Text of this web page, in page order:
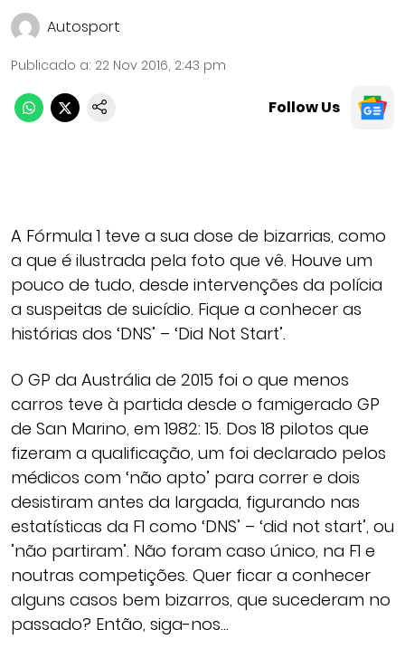
Autosport
Publicado a: 22 Nov 2016, 2:43 pm
Follow Us
A Fórmula 1 teve a sua dose de bizarrias, como
a que é ilustrada pela foto que vê. Houve um
pouco de tudo, desde intervenções da polícia
a suspeitas de suicídio. Fique a conhecer as
histórias dos ‘DNS’ – ‘Did Not Start’.
O GP da Austrália de 2015 foi o que menos
carros teve à partida desde o famigerado GP
de San Marino, em 1982: 15. Dos 18 pilotos que
fizeram a qualificação, um foi declarado pelos
médicos com ‘não apto’ para correr e dois
desistiram antes da largada, figurando nas
estatísticas da F1 como ‘DNS’ – ‘did not start’, ou
’não partiram’. Não foram caso único, na F1 e
noutras competições. Quer ficar a conhecer
alguns casos bem bizarros, que sucederam no
passado? Então, siga-nos…